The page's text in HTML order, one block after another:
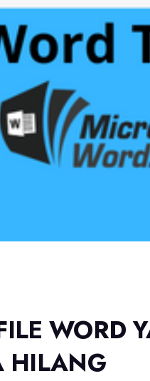
WORD
HILANG